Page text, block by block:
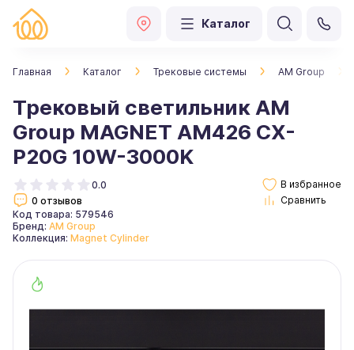
Каталог
Главная Каталог Трековые системы AM Group
Трековый светильник AM
Group MAGNET AM426 CX-
P20G 10W-3000K
0.0
0 отзывов
Код товара: 579546
Бренд: AM Group
Коллекция: Magnet Cylinder